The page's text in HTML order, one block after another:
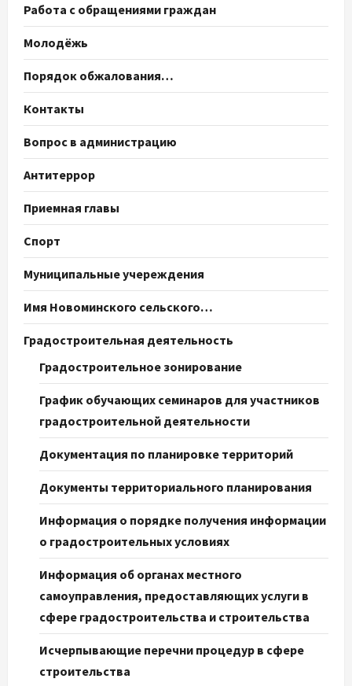
Работа с обращениями граждан
Молодёжь
Порядок обжалования…
Контакты
Вопрос в администрацию
Антитеррор
Приемная главы
Спорт
Муниципальные учереждения
Имя Новоминского сельского…
Градостроительная деятельность
Градостроительное зонирование
График обучающих семинаров для участников
градостроительной деятельности
Документация по планировке территорий
Документы территориального планирования
Информация о порядке получения информации
о градостроительных условиях
Информация об органах местного
самоуправления, предоставляющих услуги в
сфере градостроительства и строительства
Исчерпывающие перечни процедур в сфере
строительства